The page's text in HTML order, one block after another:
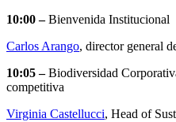
10:00 –Bienvenida Institucional
Carlos Arango, director general
10:05 –Biodiversidad
competitiva
Virginia Castellucci, Head of